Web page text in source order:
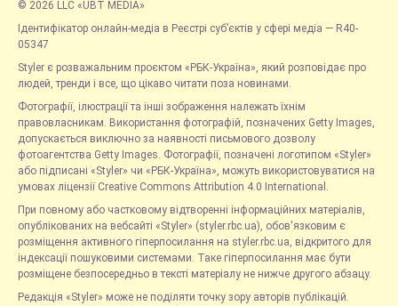
© 2026 LLC «UBT MEDIA»
Ідентифікатор онлайн-медіа в Реєстрі суб’єктів у сфері медіа — R40-
05347
Styler є розважальним проєктом «РБК-Україна», який розповідає про
людей, тренди і все, що цікаво читати поза новинами.
Фотографії, ілюстрації та інші зображення належать їхнім
правовласникам. Використання фотографій, позначених Getty Images,
допускається виключно за наявності письмового дозволу
фотоагентства Getty Images. Фотографії, позначені логотипом «Styler»
або підписані «Styler» чи «РБК-Україна», можуть використовуватися на
умовах ліцензії Creative Commons Attribution 4.0 International.
При повному або частковому відтворенні інформаційних матеріалів,
опублікованих на вебсайті «Styler» (styler.rbc.ua), обов'язковим є
розміщення активного гіперпосилання на styler.rbc.ua, відкритого для
індексації пошуковими системами. Таке гіперпосилання має бути
розміщене безпосередньо в тексті матеріалу не нижче другого абзацу.
Редакція «Styler» може не поділяти точку зору авторів публікацій.